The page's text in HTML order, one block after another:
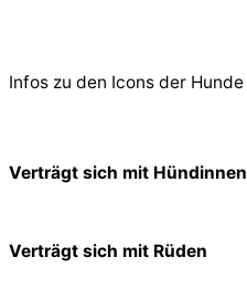
Infos zu den Icons der Hunde
Verträgt sich mit Hündinnen
Verträgt sich mit Rüden